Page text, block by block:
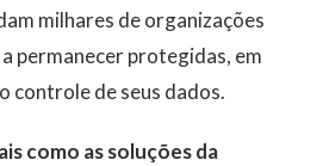
milhares de organizações
permanecer protegidas, em
controle de seus dados.
como as soluções da